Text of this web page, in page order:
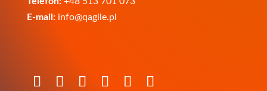
E-mail: info@qagile.pl